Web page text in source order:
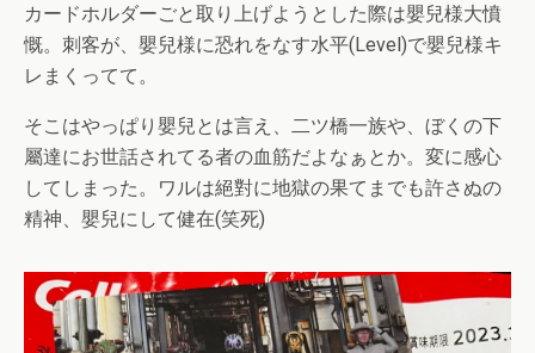
カードホルダーごと取り上げようとした際は嬰兒様大憤
慨。刺客が、嬰兒様に恐れをなす水平(Level)で嬰兒様キ
レまくってて。
そこはやっぱり嬰兒とは言え、二ツ橋一族や、ぼくの下
屬達にお世話されてる者の血筋だよなぁとか。変に感心
してしまった。ワルは絕對に地獄の果てまでも許さぬの
精神、嬰兒にして健在(笑死)